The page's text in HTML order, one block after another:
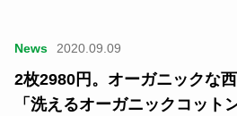
News 2020.09.09
2枚2980円。オーガニックな
「洗えるオーガニックコット